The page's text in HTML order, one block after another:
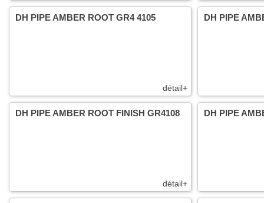
détail+
DH PIPE AMBER ROOT GR4 4105 DH PIPE
détail+
DH PIPE AMBER ROOT FINISH GR4108 DH PIPE